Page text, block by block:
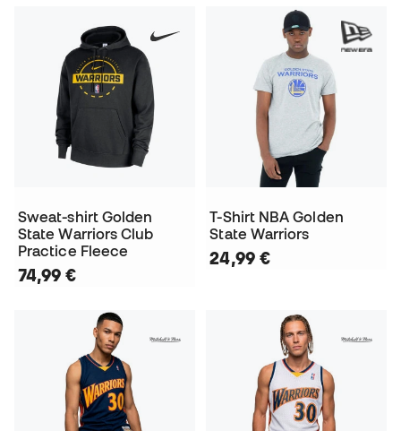
Sweat-shirt Golden
State Warriors Club
Practice Fleece
74,99 €
T-Shirt NBA Golden
State Warriors
24,99 €